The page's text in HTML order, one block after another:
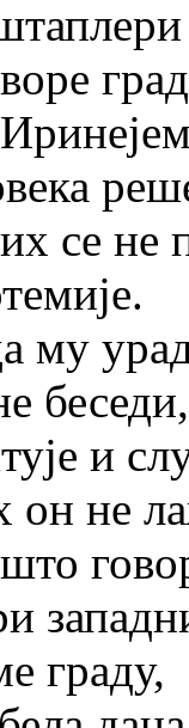
се не
му
беседи,
и
он не
граду,